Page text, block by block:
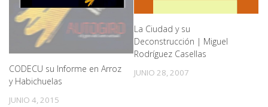
CODECU su Informe en Arroz
y Habichuelas
JUNIO 4, 2015
La Ciudad y su
Deconstrucción | Miguel
Rodríguez Casellas
JUNIO 28, 2007